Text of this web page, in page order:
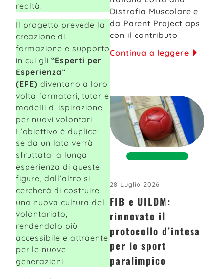
realtà.
Il progetto prevede la
creazione di
formazione e supporto
in cui gli “Esperti per
Esperienza”
(EPE) diventano a loro
volta formatori, tutor e
modelli di ispirazione
per nuovi volontari.
L’obiettivo è duplice:
se da un lato verrà
sfruttata la lunga
esperienza di queste
figure, dall’altro si
cercherà di costruire
una nuova cultura del
volontariato,
rendendolo più
accessibile e attraente
per le nuove
generazioni.
Distrofia Muscolare e
da Parent Project aps
con il contributo
Continua a leggere
28 Luglio 2026
FIB e UILDM:
rinnovato il
protocollo d’intesa
per lo sport
paralimpico